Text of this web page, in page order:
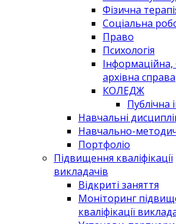
Фізична
Соціальна
Право
Психологія
Інформаційна,
архівна справа
КОЛЕДЖ
Публічна
Навчальні
Навчально-
Портфоліо
Підвищення кваліфікації
викладачів
Відкриті заняття
Моніторинг
кваліфікації